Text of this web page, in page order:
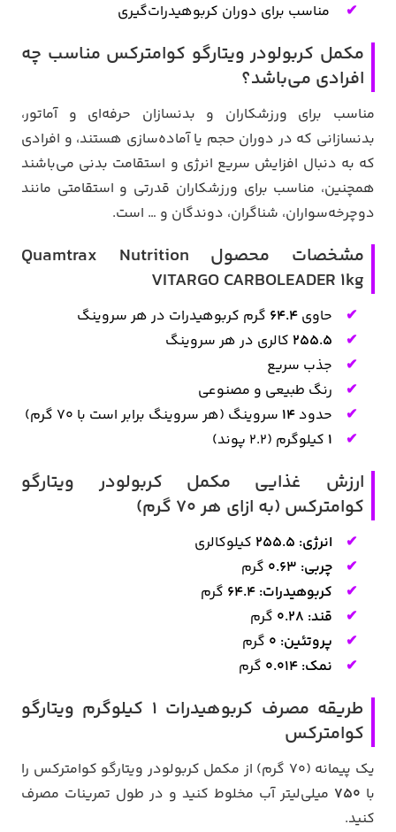
مناسب برای دوران کربوهیدرات‌گیری
مکمل کربولودر ویتارگو کوامترکس مناسب چه
افرادی می‌باشد؟
مناسب برای ورزشکاران و بدنسازان حرفه‌ای و آماتور،
بدنسازانی که در دوران حجم یا آماده‌سازی هستند، و افرادی
که به دنبال افزایش سریع انرژی و استقامت بدنی می‌باشند
همچنین، مناسب برای ورزشکاران قدرتی و استقامتی مانند
دوچرخه‌سواران، شناگران، دوندگان و … است.
مشخصات محصول Quamtrax Nutrition
VITARGO CARBOLEADER 1kg
حاوی 64.4 گرم کربوهیدرات در هر سروینگ
255.5 کالری در هر سروینگ
جذب سریع
رنگ طبیعی و مصنوعی
حدود14 سروینگ (هر سروینگ برابر است با 70 گرم)
1 کیلوگرم (2.2 پوند)
ارزش غذایی مکمل کربولودر ویتارگو
کوامترکس (به ازای هر 70 گرم)
انرژی: 255.5
کیلوکالری
چربی: 0.63
گرم
کربوهیدرات: 64.4
گرم
قند: 0.28
گرم
پروتئین: 0
گرم
نمک: 0.014 گرم
طریقه مصرف کربوهیدرات 1 کیلوگرم ویتارگو
کوامترکس
یک پیمانه (70 گرم) از مکمل کربولودر ویتارگو کوامترکس را
با 750 میلی‌لیتر آب مخلوط کنید و در طول تمرینات مصرف
کنید.